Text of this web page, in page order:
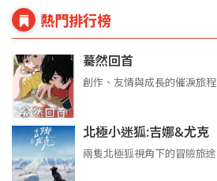
熱門排行榜
驀然回首
創作、友情與成長的催淚旅程
北極小迷狐:吉娜&尤克
兩隻北極狐視角下的冒險旅途